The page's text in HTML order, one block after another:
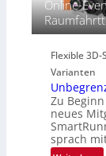
S
e
r
i
-
B
-
R
R
e
i
o
n
e
c
t
l
N
e
w
s
Online-
Flexible
Varianten
Zu
neues
sprach